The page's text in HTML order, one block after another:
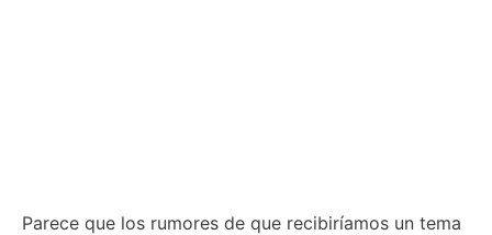
Parece que los rumores de que recibiríamos un tema